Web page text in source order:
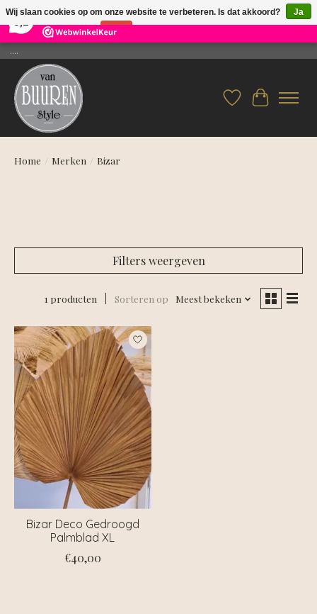
26 Reviews ×
....
Verlanglijst
Home / Merken / Bizar
Filters weergeven
1 producten Sorteren op Meest bekeken
Bizar Deco Gedroogd
Palmblad XL
€40,00
Wij slaan cookies op om onze website te verbeteren. Is dat akkoord?
Ja
Nee